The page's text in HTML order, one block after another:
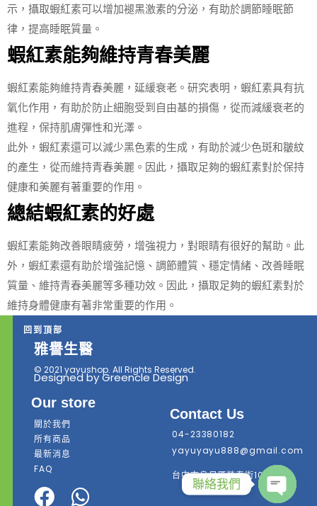
示，攝取蝦紅素可以增加褪黑激素的分泌，有助於調節睡眠節
律，提高睡眠質量。
蝦紅素能夠維持青春美麗
蝦紅素能夠維持青春美麗，延緩衰老。研究表明，蝦紅素具有抗
氧化作用，有助於防止細胞受到自由基的損傷，從而減緩衰老的
進程，保持肌膚彈性和光澤。
此外，蝦紅素還可以減少黑色素的生成，有助於減少色斑和皺紋
的產生，從而維持青春美麗。因此，攝取足夠的蝦紅素對於保持
健康和美麗有著重要的作用。
總結蝦紅素的好處
蝦紅素能夠改善眼睛疲勞，增強視力，對眼睛有很好的幫助。此
外，蝦紅素還有助於增強記憶、調節體質、穩定情緒、改善睡眠
質量、維持青春美麗等多種功效。因此，攝取足夠的蝦紅素對於
維持身體健康有著非常重要的作用。
回到頂部
雅譽生醫
© 2021 yayushop. All Rights Reserved.
Designed by Greencle Design
Our store
關於我們
所有商品
最新消息
FAQ
Contact Us
04-23380182
yayuyayu888@gmail.com
台中市烏日區榮泰街101號7樓
聯絡我們